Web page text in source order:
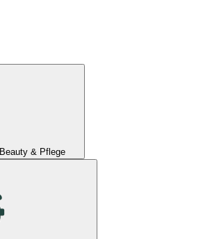
Beauty & Pflege